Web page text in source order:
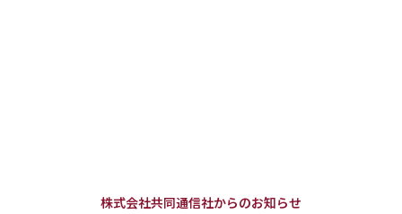
株式会社共同通信社からのお知らせ